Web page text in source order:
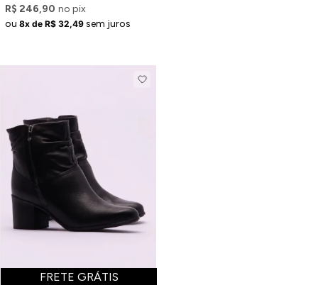
R$ 246,90 no pix
ou 8x de R$ 32,49 sem juros
FRETE GRÁTIS